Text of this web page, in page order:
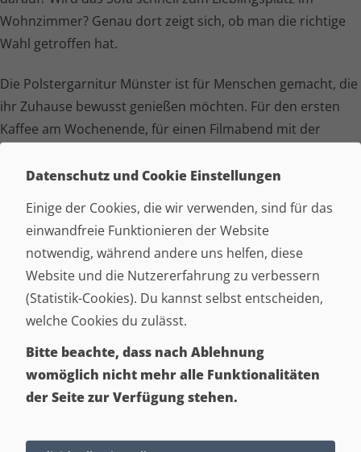
Wohnzimmer? Genau dort zeigt sich, ob man die richtige
Wahl getroffen hat.
Die Polster­garnitur Münster ist für Menschen gemacht, die
ihr Zuhause bewusst genießen möchten. Für den ersten
Kaffee am Wochenende, für einen Filmabend mit der
mal nichts tun möchte. Ein gutes Sofa muss dabei nicht
wohlfühlt.
Was bei der Münster schnell auffällt, ist ihre angenehme
Ausstrahlung. Sie wirkt modern, ohne kühl zu sein.
Gleichzeitig bringt sie genug Gemütlichkeit mit, damit der
Wohnraum einladend bleibt. Genau diese Mischung sorgt
dafür, dass die Garnitur in viele verschiedene
Einrichtungen passt und auch nach Jahren noch aktuell
wirkt.
Viele Menschen kennen das Problem. Das Wohnzimmer
Datenschutz und Cookie Einstellungen
Einige der Cookies, die wir verwenden, sind für das
einwandfreie Funktionieren der Website
notwendig, während andere uns helfen, diese
Website und die Nutzererfahrung zu verbessern
(Statistik-Cookies). Du kannst selbst entscheiden,
welche Cookies du zulässt.
Bitte beachte, dass nach Ablehnung
womöglich nicht mehr alle Funktionalitäten
der Seite zur Verfügung stehen.